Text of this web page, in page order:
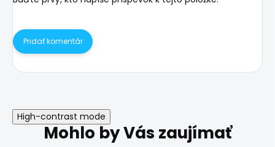
Pridať komentár
High-contrast mode
Mohlo by Vás zaujímať